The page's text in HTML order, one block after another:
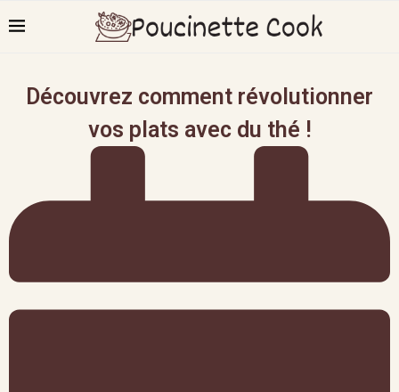
Découvrez comment révolutionner
vos plats avec du thé !